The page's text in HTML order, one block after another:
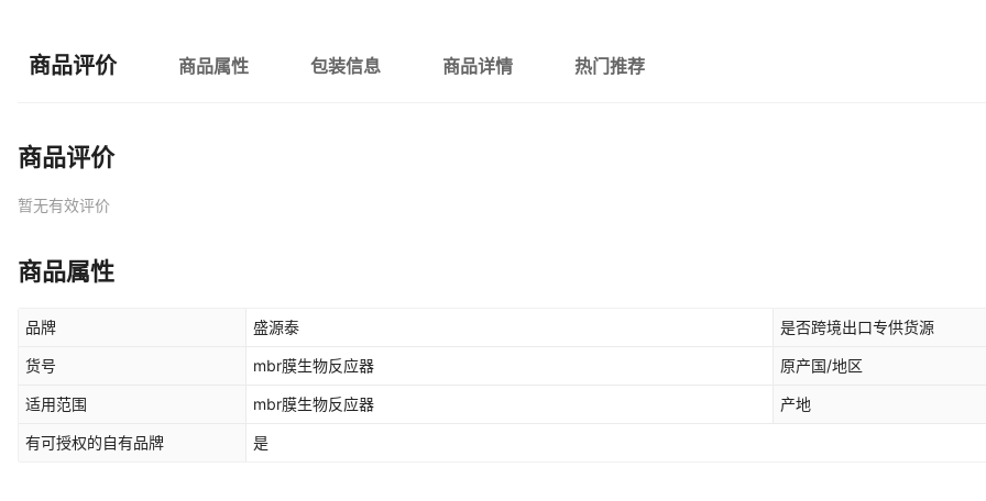
商品评价 商品属性 包装信息 商品详情 热门推荐
商品评价
暂无有效评价
商品属性
品牌 盛源泰 是否跨境出口专供货源
货号 mbr膜生物反应器 原产国/地区
适用范围 mbr膜生物反应器 产地
有可授权的自有品牌 是